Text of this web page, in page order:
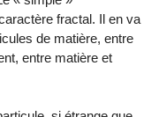
fractal. Il en va
de matière, entre
entre matière et